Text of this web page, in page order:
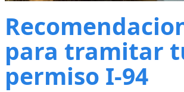
para tramitar
permiso I-94